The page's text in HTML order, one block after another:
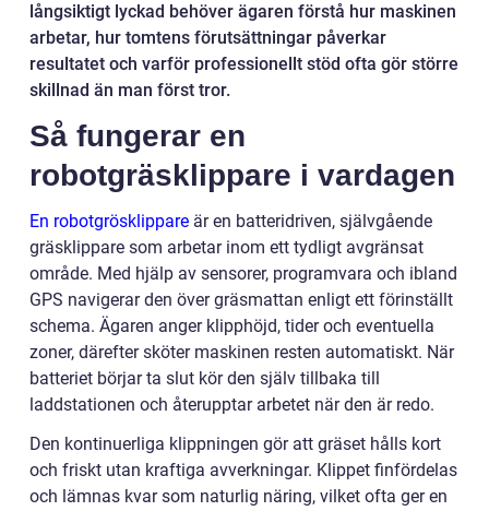
långsiktigt lyckad behöver ägaren förstå hur maskinen
arbetar, hur tomtens förutsättningar påverkar
resultatet och varför professionellt stöd ofta gör större
skillnad än man först tror.
Så fungerar en
robotgräsklippare i vardagen
En robotgrösklippare är en batteridriven, självgående
gräsklippare som arbetar inom ett tydligt avgränsat
område. Med hjälp av sensorer, programvara och ibland
GPS navigerar den över gräsmattan enligt ett förinställt
schema. Ägaren anger klipphöjd, tider och eventuella
zoner, därefter sköter maskinen resten automatiskt. När
batteriet börjar ta slut kör den själv tillbaka till
laddstationen och återupptar arbetet när den är redo.
Den kontinuerliga klippningen gör att gräset hålls kort
och friskt utan kraftiga avverkningar. Klippet finfördelas
och lämnas kvar som naturlig näring, vilket ofta ger en